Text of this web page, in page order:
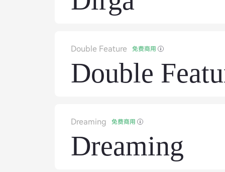
Double Feature 免费商用
Double
Dreaming 免费商用
Dreaming